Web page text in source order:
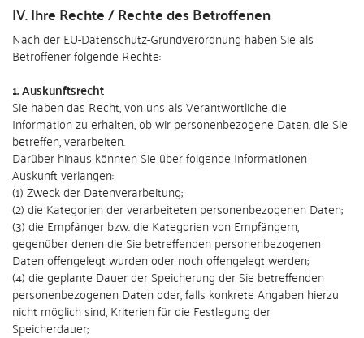
IV. Ihre Rechte / Rechte des Betroffenen
Nach der EU-Datenschutz-Grundverordnung haben Sie als
Betroffener folgende Rechte:
1. Auskunftsrecht
Sie haben das Recht, von uns als Verantwortliche die
Information zu erhalten, ob wir personenbezogene Daten, die Sie
betreffen, verarbeiten.
Darüber hinaus könnten Sie über folgende Informationen
Auskunft verlangen:
(1) Zweck der Datenverarbeitung;
(2) die Kategorien der verarbeiteten personenbezogenen Daten;
(3) die Empfänger bzw. die Kategorien von Empfängern,
gegenüber denen die Sie betreffenden personenbezogenen
Daten offengelegt wurden oder noch offengelegt werden;
(4) die geplante Dauer der Speicherung der Sie betreffenden
personenbezogenen Daten oder, falls konkrete Angaben hierzu
nicht möglich sind, Kriterien für die Festlegung der
Speicherdauer;